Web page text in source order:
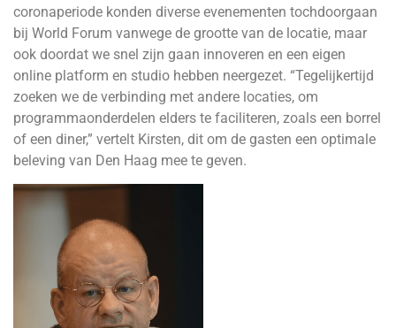
coronaperiode konden diverse evenementen tochdoorgaan
bij World Forum vanwege de grootte van de locatie, maar
ook doordat we snel zijn gaan innoveren en een eigen
online platform en studio hebben neergezet. “Tegelijkertijd
zoeken we de verbinding met andere locaties, om
programmaonderdelen elders te faciliteren, zoals een borrel
of een diner,” vertelt Kirsten, dit om de gasten een optimale
beleving van Den Haag mee te geven.